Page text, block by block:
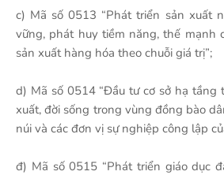
c) Mã số 0513 “Phát triển sản xuất
vững, phát huy tiềm năng, thế mạnh
sản xuất hàng hóa theo chuỗi giá trị”;
d) Mã số 0514 “Đầu tư cơ sở hạ tầng
xuất, đời sống trong vùng đồng bào
núi và các đơn vị sự nghiệp công lập
đ) Mã số 0515 “Phát triển giáo dục